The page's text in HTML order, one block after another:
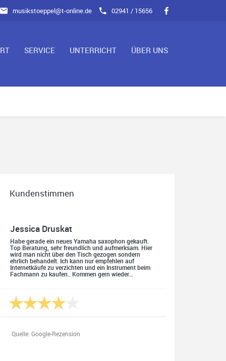
musikstoeppel@t-online.de 02941 / 15656
SERVICE UNTERRICHT ÜBER UNS
Kundenstimmen
Jessica Druskat
Habe gerade ein neues Yamaha saxophon gekauft.
Top Beratung, sehr freundlich und aufmerksam. Hier
wird man nicht über den Tisch gezogen sondern
ehrlich behandelt. Ich kann nur empfehlen auf
Internetkäufe zu verzichten und ein Instrument beim
Fachmann zu kaufen.. Kommen gern wieder...
Quelle: Google-Rezension